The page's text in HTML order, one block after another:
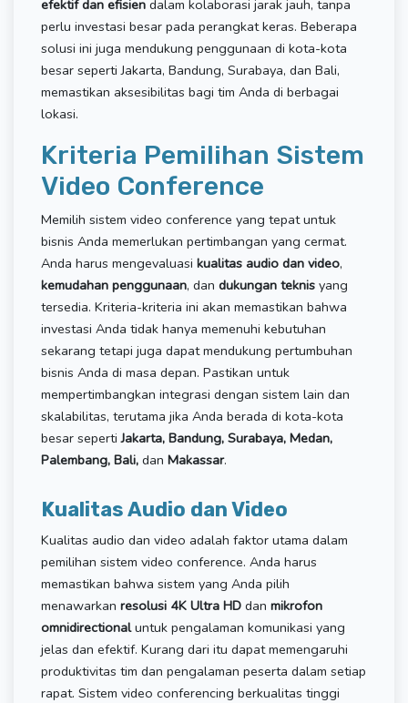
efektif dan efisien dalam kolaborasi jarak jauh, tanpa
perlu investasi besar pada perangkat keras. Beberapa
solusi ini juga mendukung penggunaan di kota-kota
besar seperti Jakarta, Bandung, Surabaya, dan Bali,
memastikan aksesibilitas bagi tim Anda di berbagai
lokasi.
Kriteria Pemilihan Sistem
Video Conference
Memilih sistem video conference yang tepat untuk
bisnis Anda memerlukan pertimbangan yang cermat.
Anda harus mengevaluasi kualitas audio dan video,
kemudahan penggunaan, dan dukungan teknis yang
tersedia. Kriteria-kriteria ini akan memastikan bahwa
investasi Anda tidak hanya memenuhi kebutuhan
sekarang tetapi juga dapat mendukung pertumbuhan
bisnis Anda di masa depan. Pastikan untuk
mempertimbangkan integrasi dengan sistem lain dan
skalabilitas, terutama jika Anda berada di kota-kota
besar sepertiJakarta, Bandung, Surabaya, Medan,
Palembang, Bali, dan Makassar.
Kualitas Audio dan Video
Kualitas audio dan video adalah faktor utama dalam
pemilihan sistem video conference. Anda harus
memastikan bahwa sistem yang Anda pilih
menawarkan resolusi 4K Ultra HD dan mikrofon
omnidirectionaluntuk pengalaman komunikasi yang
jelas dan efektif. Kurang dari itu dapat memengaruhi
produktivitas tim dan pengalaman peserta dalam setiap
rapat. Sistem video conferencing berkualitas tinggi